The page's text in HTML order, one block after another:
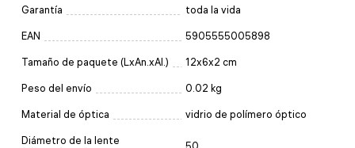
Garantía toda la vida
EAN 5905555005898
Tamaño de paquete (LxAn.xAl.) 12x6x2 cm
Peso del envío 0.02 kg
Material de óptica vidrio de polímero óptico
Diámetro de la lente